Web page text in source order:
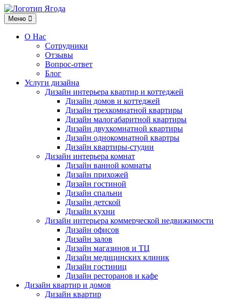
Меню
Меню
О Нас
Сотрудники
Отзывы
Вопрос-ответ
Блог
Услуги дизайна
Дизайн интерьера квартир и коттеджей
Дизайн домов и коттеджей
Дизайн трехкомнатной квартиры
Дизайн малогабаритной квартиры
Дизайн двухкомнатной квартиры
Дизайн однокомнатной квартры
Дизайн квартиры-студии
Дизайн интерьера комнат
Дизайн ванной комнаты
Дизайн прихожей
Дизайн гостиной
Дизайн спальни
Дизайн детской
Дизайн кухни
Дизайн интерьера коммерческой недвижимости
Дизайн офисов
Дизайн залов
Дизайн магазинов и ТЦ
Дизайн медицинских клиник
Дизайн гостиниц
Дизайн ресторанов и кафе
Дизайн квартир и домов
Дизайн квартир